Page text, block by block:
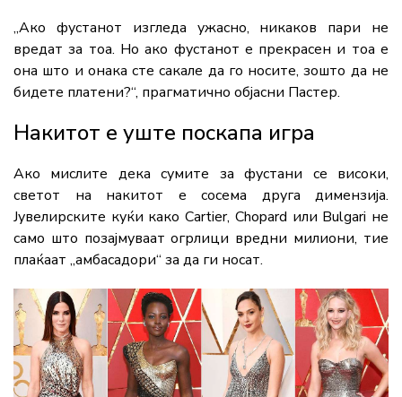
„Ако фустанот изгледа ужасно, никаков пари не
вредат за тоа. Но ако фустанот е прекрасен и тоа е
она што и онака сте сакале да го носите, зошто да не
бидете платени?“, прагматично објасни Пастер.
Накитот е уште поскапа игра
Ако мислите дека сумите за фустани се високи,
светот на накитот е сосема друга димензија.
Јувелирските куќи како Cartier, Chopard или Bulgari не
само што позајмуваат огрлици вредни милиони, тие
плаќаат „амбасадори“ за да ги носат.